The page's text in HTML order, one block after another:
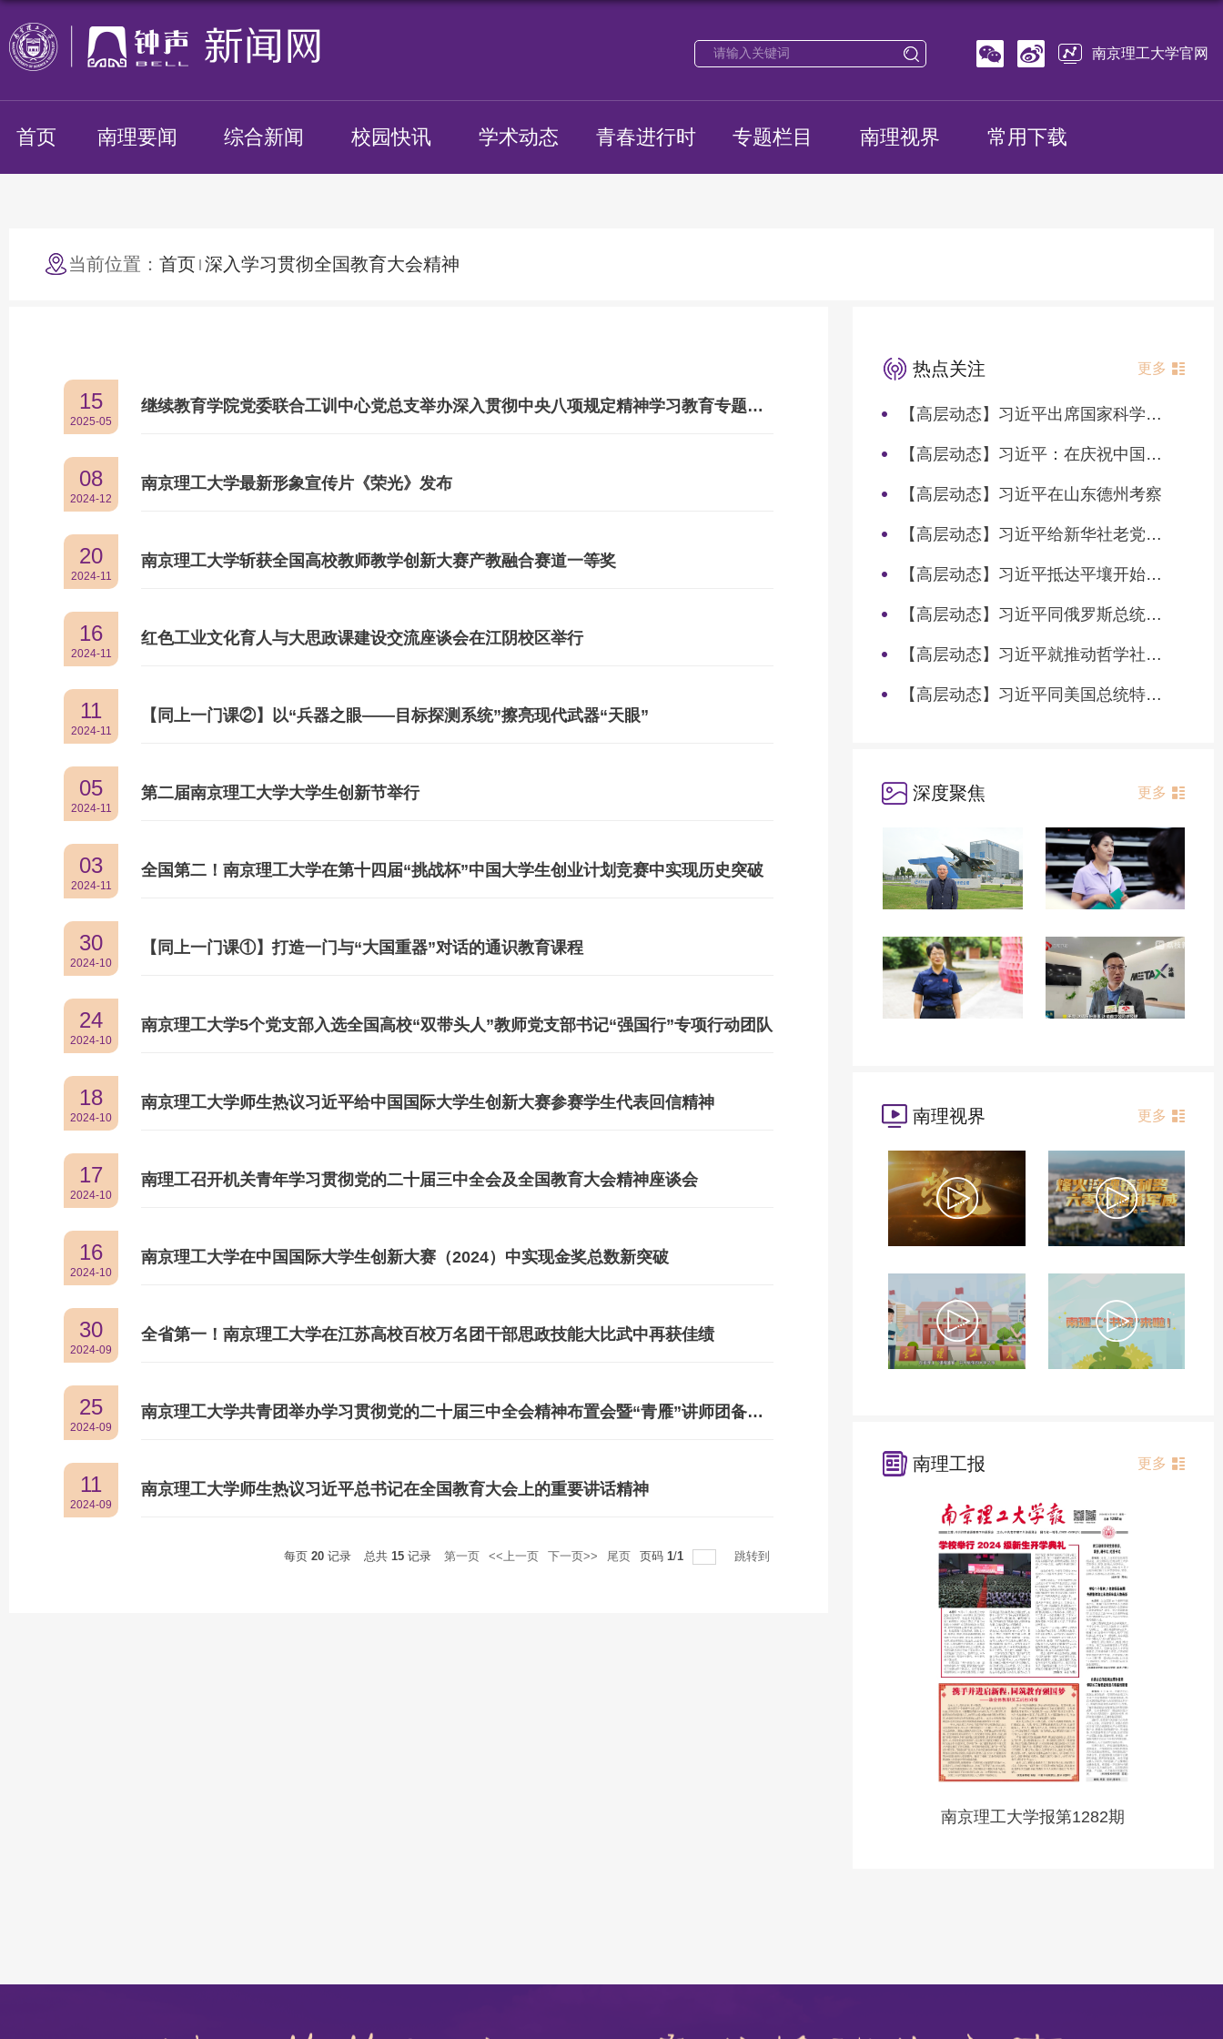
南京理工大学官网
首页 南理要闻 综合新闻 校园快讯 学术动态 青春进行时 专题栏目 南理视界 常用下载
当前位置： 首页 深入学习贯彻全国教育大会精神
15
2025-05
继续教育学院党委联合工训中心党总支举办深入贯彻中央八项规定精神学习教育专题辅导报告会
08
2024-12
南京理工大学最新形象宣传片《荣光》发布
20
2024-11
南京理工大学斩获全国高校教师教学创新大赛产教融合赛道一等奖
16
2024-11
红色工业文化育人与大思政课建设交流座谈会在江阴校区举行
11
2024-11
【同上一门课②】以“兵器之眼——目标探测系统”擦亮现代武器“天眼”
05
2024-11
第二届南京理工大学大学生创新节举行
03
2024-11
全国第二！南京理工大学在第十四届“挑战杯”中国大学生创业计划竞赛中实现历史突破
30
2024-10
【同上一门课①】打造一门与“大国重器”对话的通识教育课程
24
2024-10
南京理工大学5个党支部入选全国高校“双带头人”教师党支部书记“强国行”专项行动团队
18
2024-10
南京理工大学师生热议习近平给中国国际大学生创新大赛参赛学生代表回信精神
17
2024-10
南理工召开机关青年学习贯彻党的二十届三中全会及全国教育大会精神座谈会
16
2024-10
南京理工大学在中国国际大学生创新大赛（2024）中实现金奖总数新突破
30
2024-09
全省第一！南京理工大学在江苏高校百校万名团干部思政技能大比武中再获佳绩
25
2024-09
南京理工大学共青团举办学习贯彻党的二十届三中全会精神布置会暨“青雁”讲师团备课会
11
2024-09
南京理工大学师生热议习近平总书记在全国教育大会上的重要讲话精神
每页20 记录 总共15 记录 第一页 <<上一页 下一页>> 尾页 页码1/1 跳转到
热点关注 更多
【高层动态】习近平出席国家科学技术奖励大会两院院士大会中国科协第十一次全国代表大会并发表重要讲话
【高层动态】习近平：在庆祝中国共产党成立105周年大会上的讲话
【高层动态】习近平在山东德州考察
【高层动态】习近平给新华社老党员张连生回信强调 传承红色基因 在新征程上书写优异答卷
【高层动态】习近平抵达平壤开始对朝鲜进行国事访问
【高层动态】习近平同俄罗斯总统普京会谈
【高层动态】习近平就推动哲学社会科学高质量发展作出重要指示
【高层动态】习近平同美国总统特朗普会谈
深度聚焦 更多
南理视界 更多
南理工报 更多
南京理工大学报第1282期